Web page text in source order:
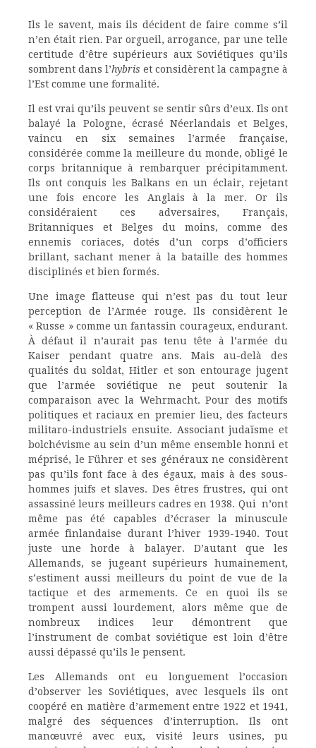
Ils le savent, mais ils décident de faire comme s’il
n’en était rien. Par orgueil, arrogance, par une telle
certitude d’être supérieurs aux Soviétiques qu’ils
sombrent dans l’hybris et considèrent la campagne à
l’Est comme une formalité.
Il est vrai qu’ils peuvent se sentir sûrs d’eux. Ils ont
balayé la Pologne, écrasé Néerlandais et Belges,
vaincu en six semaines l’armée française,
considérée comme la meilleure du monde, obligé le
corps britannique à rembarquer précipitamment.
Ils ont conquis les Balkans en un éclair, rejetant
une fois encore les Anglais à la mer. Or ils
considéraient ces adversaires, Français,
Britanniques et Belges du moins, comme des
ennemis coriaces, dotés d’un corps d’officiers
brillant, sachant mener à la bataille des hommes
disciplinés et bien formés.
Une image flatteuse qui n’est pas du tout leur
perception de l’Armée rouge. Ils considèrent le
« Russe » comme un fantassin courageux, endurant.
À défaut il n’aurait pas tenu tête à l’armée du
Kaiser pendant quatre ans. Mais au-delà des
qualités du soldat, Hitler et son entourage jugent
que l’armée soviétique ne peut soutenir la
comparaison avec la Wehrmacht. Pour des motifs
politiques et raciaux en premier lieu, des facteurs
militaro-industriels ensuite. Associant judaïsme et
bolchévisme au sein d’un même ensemble honni et
méprisé, le Führer et ses généraux ne considèrent
pas qu’ils font face à des égaux, mais à des sous-
hommes juifs et slaves. Des êtres frustres, qui ont
assassiné leurs meilleurs cadres en 1938. Qui n’ont
même pas été capables d’écraser la minuscule
armée finlandaise durant l’hiver 1939-1940. Tout
juste une horde à balayer. D’autant que les
Allemands, se jugeant supérieurs humainement,
s’estiment aussi meilleurs du point de vue de la
tactique et des armements. Ce en quoi ils se
trompent aussi lourdement, alors même que de
nombreux indices leur démontrent que
l’instrument de combat soviétique est loin d’être
aussi dépassé qu’ils le pensent.
Les Allemands ont eu longuement l’occasion
d’observer les Soviétiques, avec lesquels ils ont
coopéré en matière d’armement entre 1922 et 1941,
malgré des séquences d’interruption. Ils ont
manœuvré avec eux, visité leurs usines, pu